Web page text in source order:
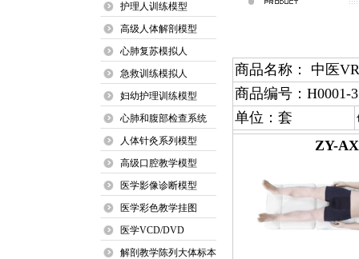
护理人训练模型
高级人体解剖模型
心肺复苏模拟人
急救训练模拟人
妇幼护理训练模型
心肺和腹部检查系统
人体针灸系列模型
高级口腔教学模型
医学影像诊断模型
医学彩色教学挂图
医学VCD/DVD
解剖教学陈列大体标本
商品名称： 中医
商品编号：H0001-3
单位：套
ZY-